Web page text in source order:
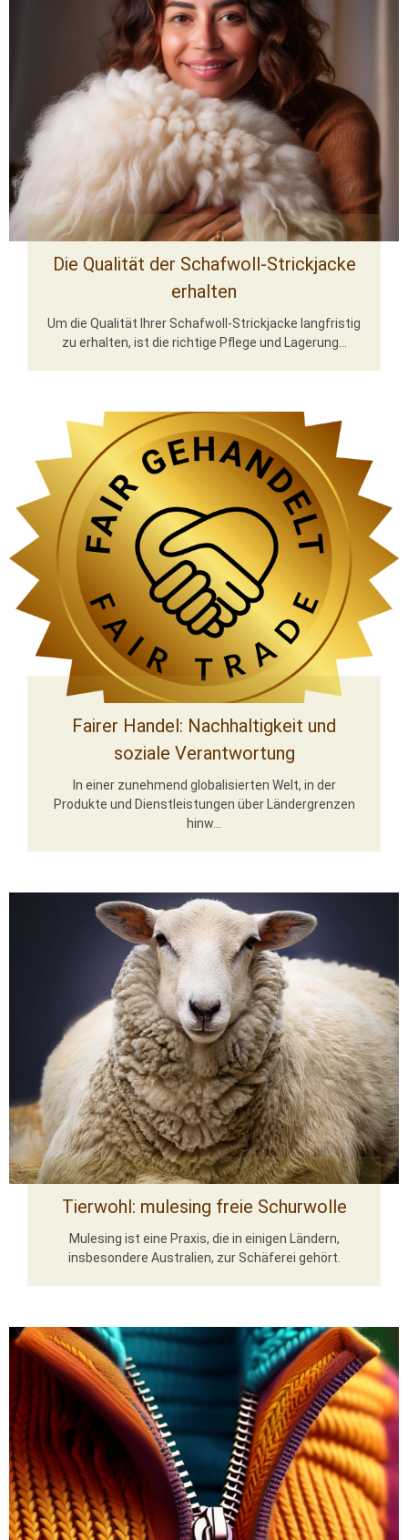
Die Qualität der Schafwoll-Strickjacke
erhalten
Um die Qualität Ihrer Schafwoll-Strickjacke langfristig
zu erhalten, ist die richtige Pflege und Lagerung...
Fairer Handel: Nachhaltigkeit und
soziale Verantwortung
In einer zunehmend globalisierten Welt, in der
Produkte und Dienstleistungen über Ländergrenzen
hinw...
Tierwohl: mulesing freie Schurwolle
Mulesing ist eine Praxis, die in einigen Ländern,
insbesondere Australien, zur Schäferei gehört.